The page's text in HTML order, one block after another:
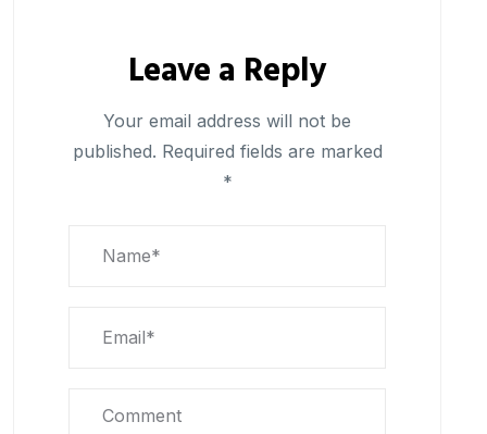
Leave a Reply
Your email address will not be
published. Required fields are marked
*